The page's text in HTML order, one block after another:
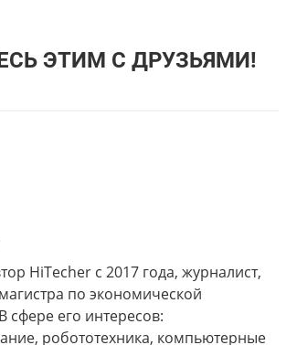
ЭТИМ С ДРУЗЬЯМИ!
HiTecher с 2017 года, журналист,
по экономической
сфере его интересов:
робототехника, компьютерные